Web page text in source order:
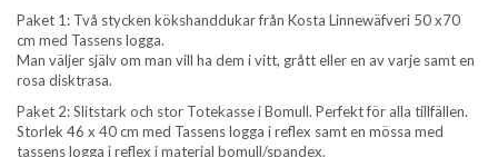
Paket 1: Två stycken kökshanddukar från Kosta Linnewäfveri 50 x70
cm med Tassens logga.
Man väljer själv om man vill ha dem i vitt, grått eller en av varje samt en
rosa disktrasa.
Paket 2: Slitstark och stor Totekasse i Bomull. Perfekt för alla tillfällen.
Storlek 46 x 40 cm med Tassens logga i reflex samt en mössa med
tassens logga i reflex i material bomull/spandex.